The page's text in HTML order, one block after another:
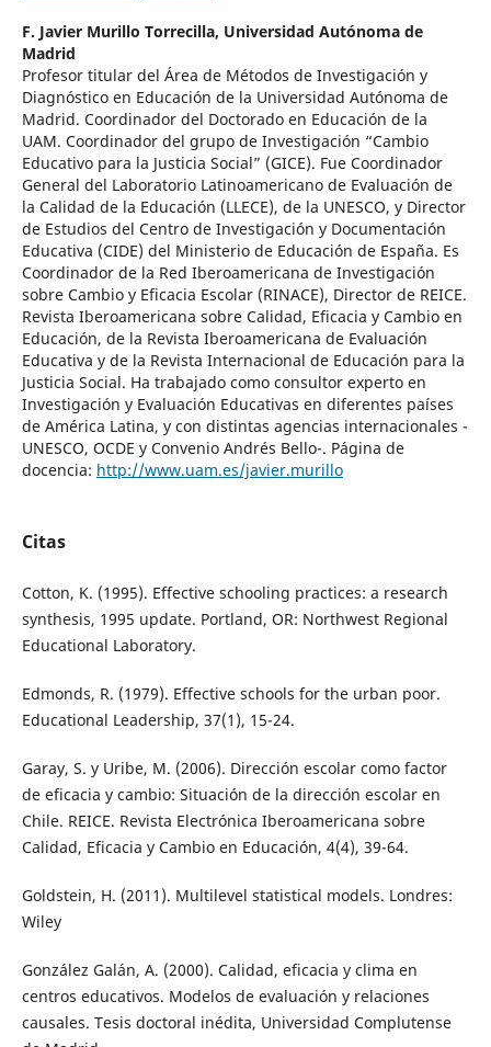
F. Javier Murillo Torrecilla, Universidad Autónoma de
Madrid
Profesor titular del Área de Métodos de Investigación y
Diagnóstico en Educación de la Universidad Autónoma de
Madrid. Coordinador del Doctorado en Educación de la
UAM. Coordinador del grupo de Investigación “Cambio
Educativo para la Justicia Social” (GICE). Fue Coordinador
General del Laboratorio Latinoamericano de Evaluación de
la Calidad de la Educación (LLECE), de la UNESCO, y Director
de Estudios del Centro de Investigación y Documentación
Educativa (CIDE) del Ministerio de Educación de España. Es
Coordinador de la Red Iberoamericana de Investigación
sobre Cambio y Eficacia Escolar (RINACE), Director de REICE.
Revista Iberoamericana sobre Calidad, Eficacia y Cambio en
Educación, de la Revista Iberoamericana de Evaluación
Educativa y de la Revista Internacional de Educación para la
Justicia Social. Ha trabajado como consultor experto en
Investigación y Evaluación Educativas en diferentes países
de América Latina, y con distintas agencias internacionales -
UNESCO, OCDE y Convenio Andrés Bello-. Página de
docencia: http://www.uam.es/javier.murillo
Citas
Cotton, K. (1995). Effective schooling practices: a research
synthesis, 1995 update. Portland, OR: Northwest Regional
Educational Laboratory.
Edmonds, R. (1979). Effective schools for the urban poor.
Educational Leadership, 37(1), 15-24.
Garay, S. y Uribe, M. (2006). Dirección escolar como factor
de eficacia y cambio: Situación de la dirección escolar en
Chile. REICE. Revista Electrónica Iberoamericana sobre
Calidad, Eficacia y Cambio en Educación, 4(4), 39-64.
Goldstein, H. (2011). Multilevel statistical models. Londres:
Wiley
González Galán, A. (2000). Calidad, eficacia y clima en
centros educativos. Modelos de evaluación y relaciones
causales. Tesis doctoral inédita, Universidad Complutense